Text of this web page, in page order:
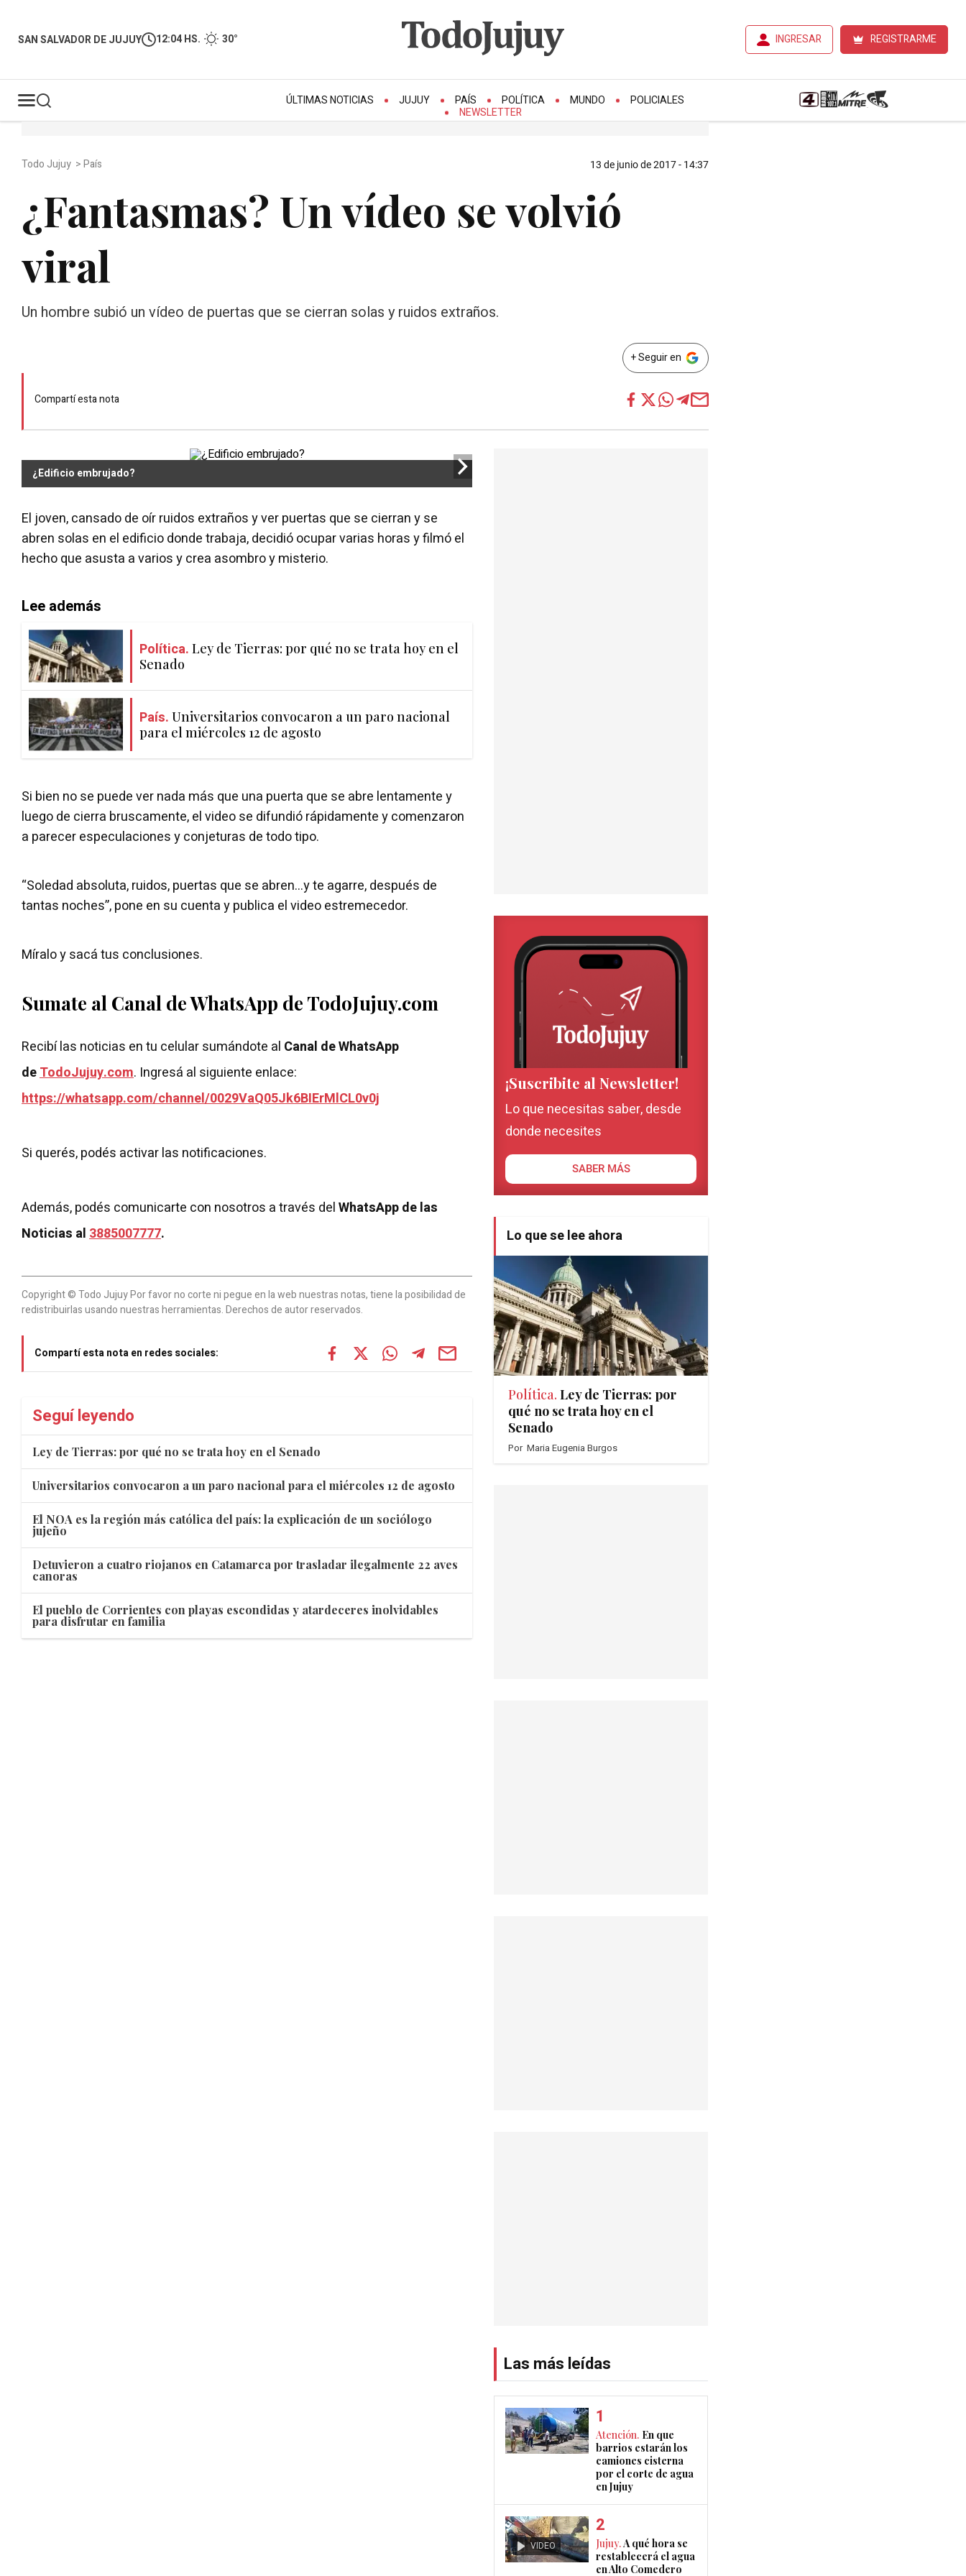
SAN SALVADOR DE JUJUY 12:04 HS. 30° INGRESAR REGISTRARME
ÚLTIMAS NOTICIAS JUJUY PAÍS POLÍTICA MUNDO
POLICIALES
NEWSLETTER
Todo Jujuy >País 13 de junio de 2017 - 14:37
¿Fantasmas? Un vídeo se volvió
viral
Un hombre subió un vídeo de puertas que se cierran solas y ruidos extraños.
+ Seguir en
Compartí esta nota
¿Edificio embrujado?
El joven, cansado de oír ruidos extraños y ver puertas que se cierran y se
abren solas en el edificio donde trabaja, decidió ocupar varias horas y filmó el
hecho que asusta a varios y crea asombro y misterio.
Lee además
Política. Ley de Tierras: por qué no se trata hoy en el
Senado
País. Universitarios convocaron a un paro nacional
para el miércoles 12 de agosto
Si bien no se puede ver nada más que una puerta que se abre lentamente y
luego de cierra bruscamente, el video se difundió rápidamente y comenzaron
a parecer especulaciones y conjeturas de todo tipo.
“Soledad absoluta, ruidos, puertas que se abren...y te agarre, después de
tantas noches”, pone en su cuenta y publica el video estremecedor.
Míralo y sacá tus conclusiones.
Sumate al Canal de WhatsApp de TodoJujuy.com
Recibí las noticias en tu celular sumándote al Canal de WhatsApp
deTodoJujuy.com. Ingresá al siguiente enlace:
https://whatsapp.com/channel/0029VaQ05Jk6BIErMlCL0v0j
Si querés, podés activar las notificaciones.
Además, podés comunicarte con nosotros a través delWhatsApp de las
Noticias al3885007777.
Copyright © Todo Jujuy Por favor no corte ni pegue en la web nuestras notas, tiene la posibilidad de
redistribuirlas usando nuestras herramientas. Derechos de autor reservados.
Compartí esta nota en redes sociales:
Seguí leyendo
Ley de Tierras: por qué no se trata hoy en el Senado
Universitarios convocaron a un paro nacional para el miércoles 12 de agosto
El NOA es la región más católica del país: la explicación de un sociólogo
jujeño
Detuvieron a cuatro riojanos en Catamarca por trasladar ilegalmente 22 aves
canoras
El pueblo de Corrientes con playas escondidas y atardeceres inolvidables
para disfrutar en familia
¡Suscribite al Newsletter!
Lo que necesitas saber, desde
donde necesites
SABER MÁS
Lo que se lee ahora
Política. Ley de Tierras: por
qué no se trata hoy en el
Senado
Por Maria Eugenia Burgos
Las más leídas
Atención. En que
barrios estarán los
camiones cisterna
por el corte de agua
en Jujuy
VIDEO Jujuy.A qué hora se
restablecerá el agua
en Alto Comedero